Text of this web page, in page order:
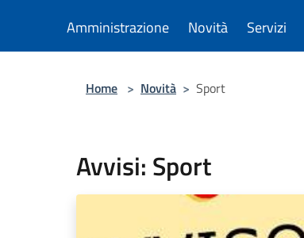
Amministrazione Novità Servizi
Home > Novità > Sport
Avvisi: Sport